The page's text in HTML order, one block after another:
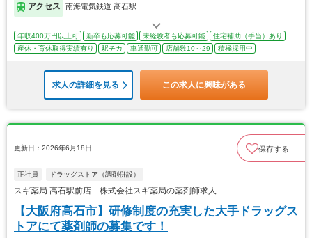
アクセス 南海電気鉄道 高石駅
年収400万円以上可 新卒も応募可能 未経験者も応募可能
住宅補助（手当）あり
産休・育休取得実績有り
駅チカ 車通勤可 店舗数10～29 積極採用中
求人の詳細を見る この求人に興味がある
更新日：2026年6月18日 保存する
正社員 ドラッグストア（調剤併設）
スギ薬局 高石駅前店 株式会社スギ薬局の薬剤師求人
【大阪府高石市】研修制度の充実した大手ドラッグス
トアにて薬剤師の募集です！